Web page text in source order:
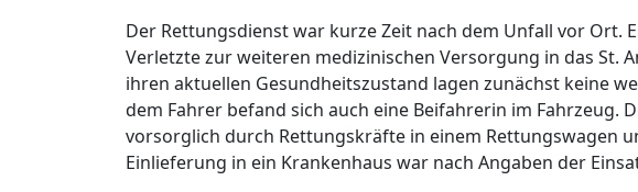
Der Rettungsdienst war kurze Zeit nach dem Unfall vor Ort.
Verletzte zur weiteren medizinischen Versorgung in das St.
ihren aktuellen Gesundheitszustand lagen zunächst keine
dem Fahrer befand sich auch eine Beifahrerin im Fahrzeug.
vorsorglich durch Rettungskräfte in einem Rettungswagen
Einlieferung in ein Krankenhaus war nach Angaben der